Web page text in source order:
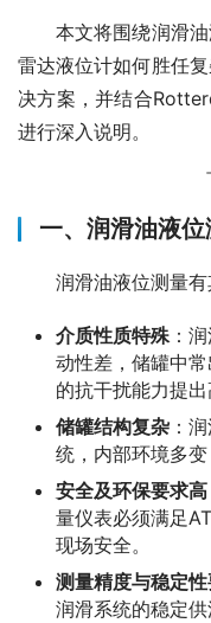
本文将围绕润滑油
雷达液位计如何胜任
决方案，并结合
进行深入说明。
一、润滑油液
润滑油液位测量有
介质性质特殊：
动性差，储罐中
的抗干扰能力提出
储罐结构复杂 ：
统，内部环境多变
安全及环保要求高
量仪表必须满足
现场安全。
测量精度与稳定
润滑系统的稳定